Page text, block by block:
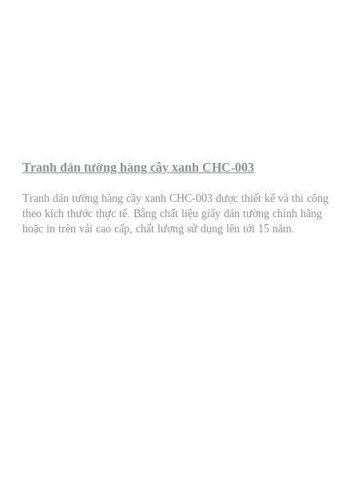
Tranh dán tường hàng cây xanh CHC-003
Tranh dán tường hàng cây xanh CHC-003 được thiết kế và thi công
theo kích thước thực tế. Bằng chất liệu giấy dán tường chính hãng
hoặc in trên vải cao cấp, chất lượng sử dụng lên tới 15 năm.